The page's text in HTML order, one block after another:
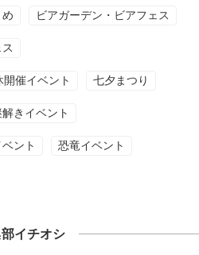
ビアガーデン・ビアフェス
催イベント 七夕まつり
解きイベント
ント 恐竜イベント
イチオシ